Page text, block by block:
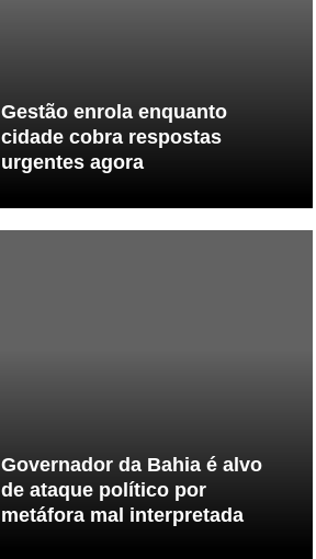
Gestão enrola enquanto
cidade cobra respostas
urgentes agora
Governador da Bahia é alvo
de ataque político por
metáfora mal interpretada